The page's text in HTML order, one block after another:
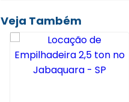
Veja Também